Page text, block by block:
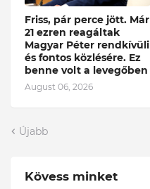
Friss, pár perce jött. Már
21 ezren reagáltak
Magyar Péter rendkívüli
és fontos közlésére. Ez
benne volt a levegőben
August 06, 2026
Újabb
Kövess minket